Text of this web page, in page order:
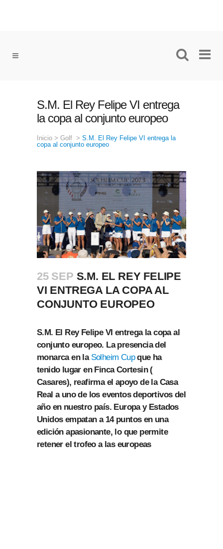
S.M. El Rey Felipe VI entrega
la copa al conjunto europeo
Inicio > Golf > S.M. El Rey Felipe VI entrega la
copa al conjunto europeo
25 SEP S.M. EL REY FELIPE
VI ENTREGA LA COPA AL
CONJUNTO EUROPEO
S.M. El Rey Felipe VI entrega la copa al
conjunto europeo. La presencia del
monarca en la Solheim Cupque ha
tenido lugar en Finca Cortesin (
Casares), reafirma el apoyo de la Casa
Real a uno de los eventos deportivos del
año en nuestro país. Europa y Estados
Unidos empatan a 14 puntos en una
edición apasionante, lo que permite
retener el trofeo a las europeas